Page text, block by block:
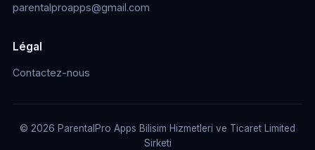
parentalproapps@gmail.com
Légal
Contactez-nous
© 2026 ParentalPro Apps Bilisim Hizmetleri ve Ticaret Limited
Sirketi